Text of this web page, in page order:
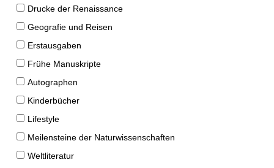
Drucke der Renaissance
Geografie und Reisen
Erstausgaben
Frühe Manuskripte
Autographen
Kinderbücher
Lifestyle
Meilensteine der Naturwissenschaften
Weltliteratur